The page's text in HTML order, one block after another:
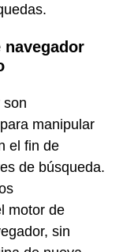
navegador
son
manipular
el fin de
de búsqueda.
motor de
sin